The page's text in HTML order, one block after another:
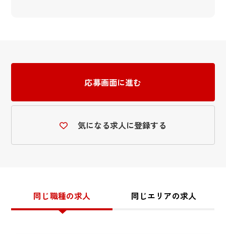
応募画面に進む
気になる求人に登録する
同じ職種の求人 同じエリアの求人